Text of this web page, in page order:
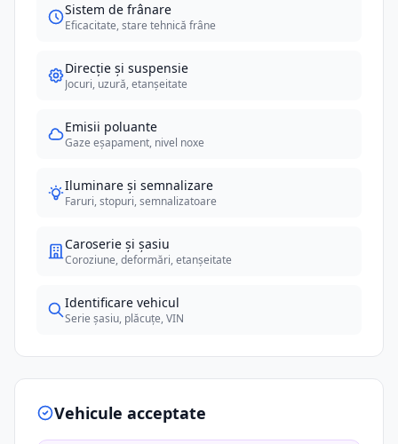
Sistem de frânare
Eficacitate, stare tehnică frâne
Direcție și suspensie
Jocuri, uzură, etanșeitate
Emisii poluante
Gaze eșapament, nivel noxe
Iluminare și semnalizare
Faruri, stopuri, semnalizatoare
Caroserie și șasiu
Coroziune, deformări, etanșeitate
Identificare vehicul
Serie șasiu, plăcuțe, VIN
Vehicule acceptate